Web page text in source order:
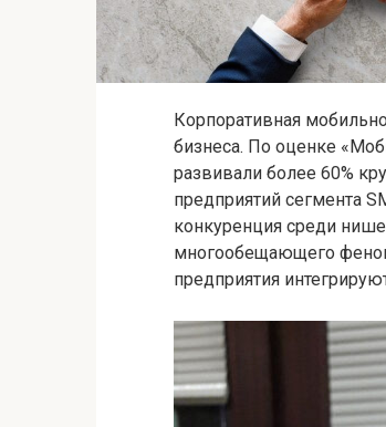
Корпоративная
бизнеса. По оценке
развивали более 60%
предприятий сегмента
конкуренция среди
многообещающего
предприятия